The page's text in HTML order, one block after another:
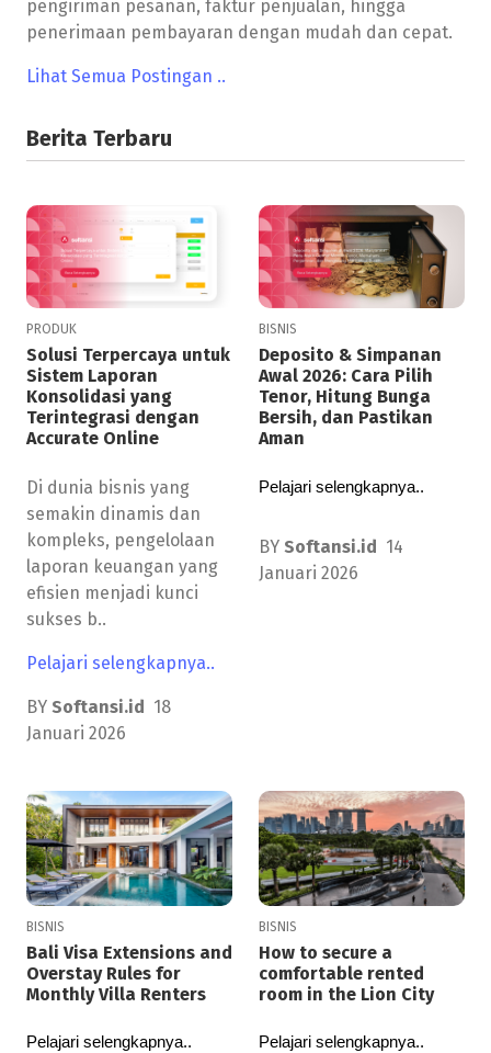
pengiriman pesanan, faktur penjualan, hingga
penerimaan pembayaran dengan mudah dan cepat.
Lihat Semua Postingan ..
Berita Terbaru
PRODUK
Solusi Terpercaya untuk
Sistem Laporan
Konsolidasi yang
Terintegrasi dengan
Accurate Online
Di dunia bisnis yang
semakin dinamis dan
kompleks, pengelolaan
laporan keuangan yang
efisien menjadi kunci
sukses b..
Pelajari selengkapnya..
BY Softansi.id 18
Januari 2026
BISNIS
Deposito & Simpanan
Awal 2026: Cara Pilih
Tenor, Hitung Bunga
Bersih, dan Pastikan
Aman
Pelajari selengkapnya..
BY Softansi.id 14
Januari 2026
BISNIS
Bali Visa Extensions and
Overstay Rules for
Monthly Villa Renters
Pelajari selengkapnya..
BISNIS
How to secure a
comfortable rented
room in the Lion City
Pelajari selengkapnya..